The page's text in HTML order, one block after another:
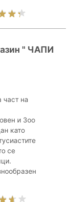
" ЧАПИ
част на
и Зоо
като
се